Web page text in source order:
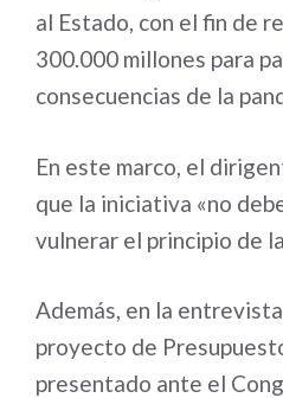
al Estado, con el fin de
300.000 millones para
consecuencias de la
En este marco, el
que la iniciativa «no
vulnerar el principio de
Además, en la
proyecto de
presentado ante el